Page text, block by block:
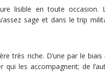
lisible en toute occasion.
sage et dans le trip
très riche. D’une par le
les accompagnent; de